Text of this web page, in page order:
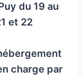
du 19 au
et 22
charge par